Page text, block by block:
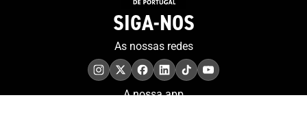
SIGA-NOS
As nossas redes
A nossa app